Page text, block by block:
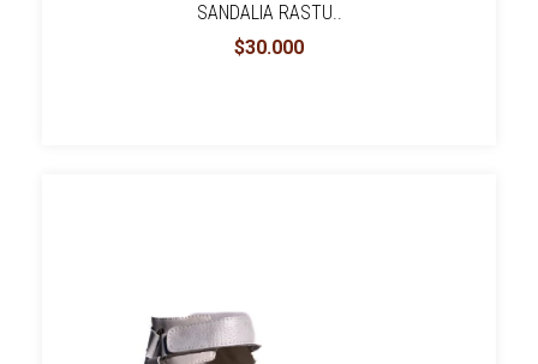
SANDALIA RASTU..
$30.000